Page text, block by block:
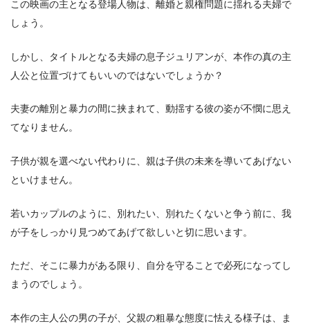
この映画の主となる登場人物は、離婚と親権問題に揺れる夫婦で
しょう。
しかし、タイトルとなる夫婦の息子ジュリアンが、本作の真の主
人公と位置づけてもいいのではないでしょうか？
夫妻の離別と暴力の間に挟まれて、動揺する彼の姿が不憫に思え
てなりません。
子供が親を選べない代わりに、親は子供の未来を導いてあげない
といけません。
若いカップルのように、別れたい、別れたくないと争う前に、我
が子をしっかり見つめてあげて欲しいと切に思います。
ただ、そこに暴力がある限り、自分を守ることで必死になってし
まうのでしょう。
本作の主人公の男の子が、父親の粗暴な態度に怯える様子は、ま